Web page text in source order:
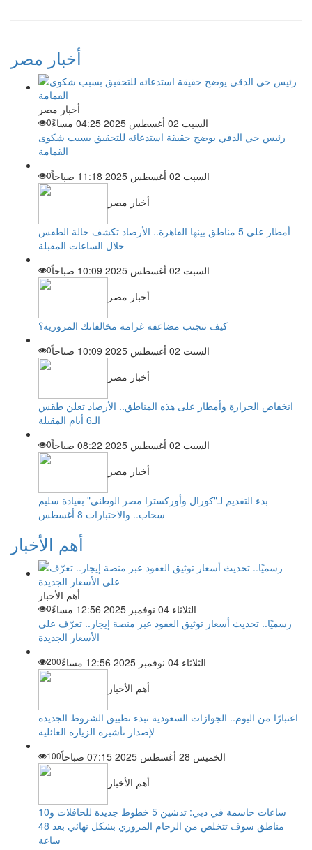
أخبار مصر
أخبار مصر
السبت 02 أغسطس 2025 04:25 مساءً
0
رئيس حي الدقي يوضح حقيقة استدعائه للتحقيق بسبب شكوى
القمامة
السبت 02 أغسطس 2025 11:18 صباحاً
0
أخبار مصر
أمطار على 5 مناطق بينها القاهرة.. الأرصاد تكشف حالة الطقس
خلال الساعات المقبلة
السبت 02 أغسطس 2025 10:09 صباحاً
0
أخبار مصر
كيف تتجنب مضاعفة غرامة مخالفاتك المرورية؟
السبت 02 أغسطس 2025 10:09 صباحاً
0
أخبار مصر
انخفاض الحرارة وأمطار على هذه المناطق.. الأرصاد تعلن طقس
الـ6 أيام المقبلة
السبت 02 أغسطس 2025 08:22 صباحاً
0
أخبار مصر
بدء التقديم لـ"كورال وأوركسترا مصر الوطني" بقيادة سليم
سحاب.. والاختبارات 8 أغسطس
أهم الأخبار
أهم الأخبار
الثلاثاء 04 نوفمبر 2025 12:56 مساءً
0
رسميًا.. تحديث أسعار توثيق العقود عبر منصة إيجار.. تعرّف على
الأسعار الجديدة
الثلاثاء 04 نوفمبر 2025 12:56 مساءً
200
أهم الأخبار
اعتبارًا من اليوم.. الجوازات السعودية تبدء تطبيق الشروط الجديدة
لإصدار تأشيرة الزيارة العائلية
الخميس 28 أغسطس 2025 07:15 صباحاً
100
أهم الأخبار
ساعات حاسمة في دبي: تدشين 5 خطوط جديدة للحافلات و10
مناطق سوف تتخلص من الزحام المروري بشكل نهائي بعد 48
ساعة